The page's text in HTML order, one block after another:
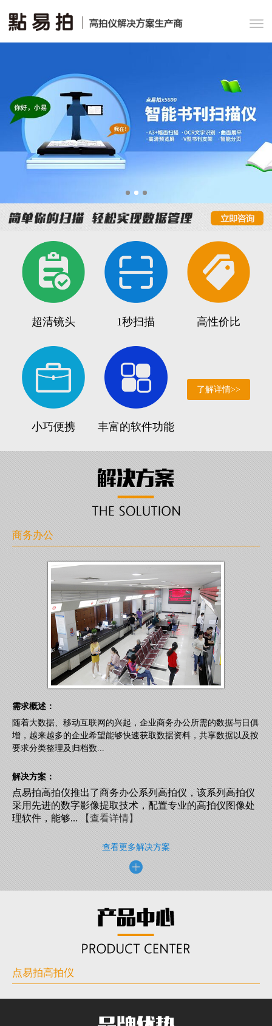
超清镜头 1秒扫描 高性价比
小巧便携 丰富的软件功能
了解详情>>
商务办公
需求概述：
随着大数据、移动互联网的兴起，企业商务办公所需的数据与日俱
增，越来越多的企业希望能够快速获取数据资料，共享数据以及按
要求分类整理及归档数...
解决方案：
点易拍高拍仪推出了商务办公系列高拍仪，该系列高拍仪
采用先进的数字影像提取技术，配置专业的高拍仪图像处
理软件，能够...【查看详情】
查看更多解决方案
点易拍高拍仪